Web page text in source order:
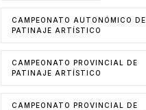
CAMPEONATO AUTONÓMICO DE
PATINAJE ARTÍSTICO
CAMPEONATO PROVINCIAL DE
PATINAJE ARTÍSTICO
CAMPEONATO PROVINCIAL DE